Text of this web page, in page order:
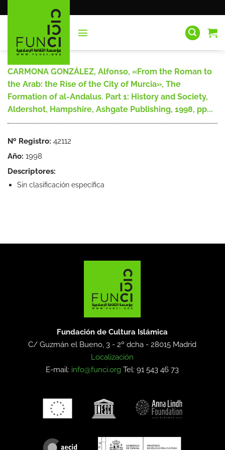
al
CARMONA GONZÁLEZ, Alfonso, «From the Roman to
the Arab: the Rise of the City of Murcia», The
Formation of al-Andalus. Part 1: History and Society,
Aldershot, Hampshire, Ashgate Publishing, 1998, pp...
Nº Registro: 42112
Año: 1998
Descriptores:
Sin clasificación específica
Fundación de Cultura Islámica
C/ Guzmán el Bueno, 3 - 2º dcha -28015 Madrid
Localización
E-mail: info@funci.org Tel: 91 543 46 73